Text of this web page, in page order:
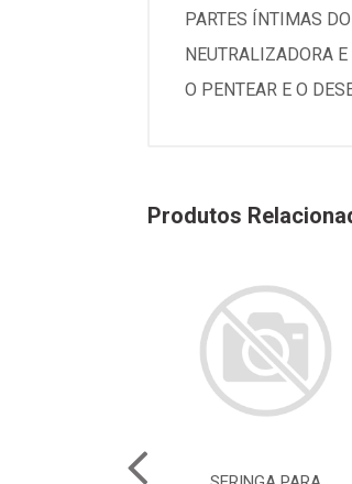
PARTES ÍNTIMAS
NEUTRALIZADORA
O PENTEAR E O
Produtos